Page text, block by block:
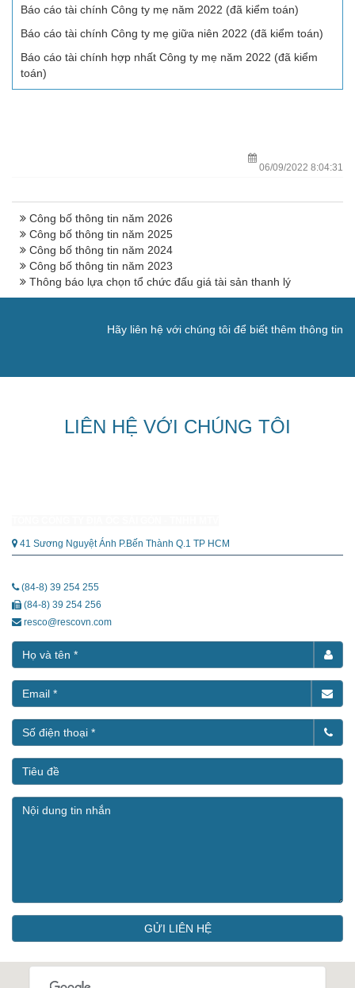
Báo cáo tài chính Công ty mẹ năm 2022 (đã kiểm toán)
Báo cáo tài chính Công ty mẹ giữa niên 2022 (đã kiểm toán)
Báo cáo tài chính hợp nhất Công ty mẹ năm 2022 (đã kiểm
toán)
06/09/2022 8:04:31
Công bố thông tin năm 2026
Công bố thông tin năm 2025
Công bố thông tin năm 2024
Công bố thông tin năm 2023
Thông báo lựa chọn tổ chức đấu giá tài sản thanh lý
Hãy liên hệ với chúng tôi để biết thêm thông tin
LIÊN HỆ VỚI CHÚNG TÔI
41 Sương Nguyệt Ánh P.Bến Thành Q.1 TP HCM
(84-8) 39 254 255
(84-8) 39 254 256
resco@rescovn.com
GỬI LIÊN HỆ